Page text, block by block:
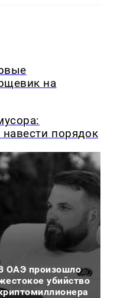
на
навести порядок
ОАЭ произошло
убийство